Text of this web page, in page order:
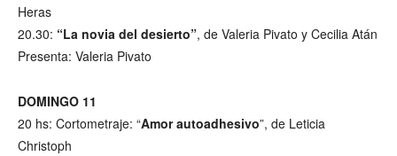
Heras
20.30: “La novia del desierto”, de Valeria Pivato y Cecilia Atán
Presenta: Valeria Pivato
DOMINGO 11
20 hs: Cortometraje: “Amor autoadhesivo”, de Leticia
Christoph